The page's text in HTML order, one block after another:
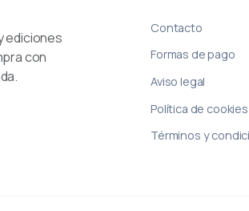
ediciones
con
Contacto
Formas de pago
Aviso legal
Política de cookies
Términos y